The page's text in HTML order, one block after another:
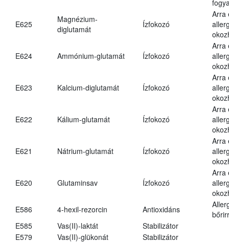
E625
Magnézium-
diglutamát
Ízfokozó
Arra
E624 Ammónium-glutamát Ízfokozó
Arra
E623 Kalcium-diglutamát Ízfokozó
Arra
E622 Kálium-glutamát Ízfokozó
Arra
E621 Nátrium-glutamát Ízfokozó
Arra
E620 Glutaminsav Ízfokozó
Arra
E586
4-hexil-rezorcin Antioxidáns
E585
Vas(II)-laktát
Stabilizátor
E579
Vas(II)-glükonát Stabilizátor